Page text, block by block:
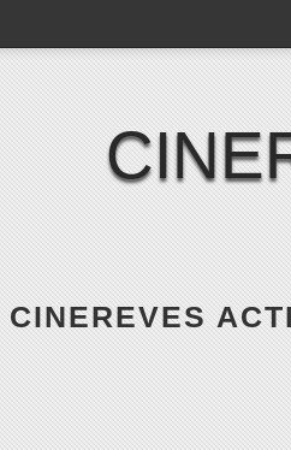
CINEREVES